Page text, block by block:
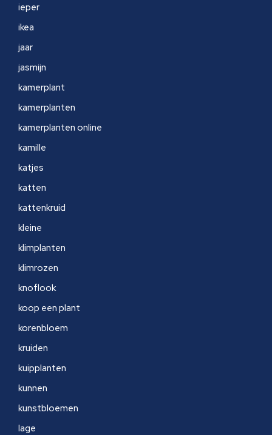
ieper
ikea
jaar
jasmijn
kamerplant
kamerplanten
kamerplanten online
kamille
katjes
katten
kattenkruid
kleine
klimplanten
klimrozen
knoflook
koop een plant
korenbloem
kruiden
kuipplanten
kunnen
kunstbloemen
lage